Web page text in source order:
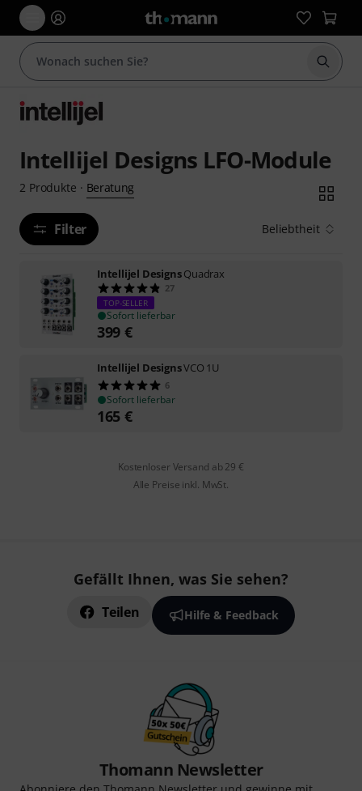
Suche
Intellijel Designs LFO-Module
2 Produkte · Beratung
Filter Beliebtheit
Intellijel DesignsQuadrax
27
TOP-SELLER
Sofort lieferbar
399 €
Intellijel DesignsVCO 1U
6
Sofort lieferbar
165 €
Kostenloser Versand ab 29 €
Alle Preise inkl. MwSt.
Gefällt Ihnen, was Sie sehen?
Teilen Hilfe & Feedback
Thomann Newsletter